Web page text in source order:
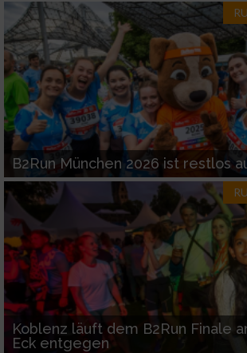
B2Run München 2026 ist restlos
Koblenz läuft dem B2Run Finale
Eck entgegen